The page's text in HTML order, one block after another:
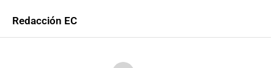
Redacción EC